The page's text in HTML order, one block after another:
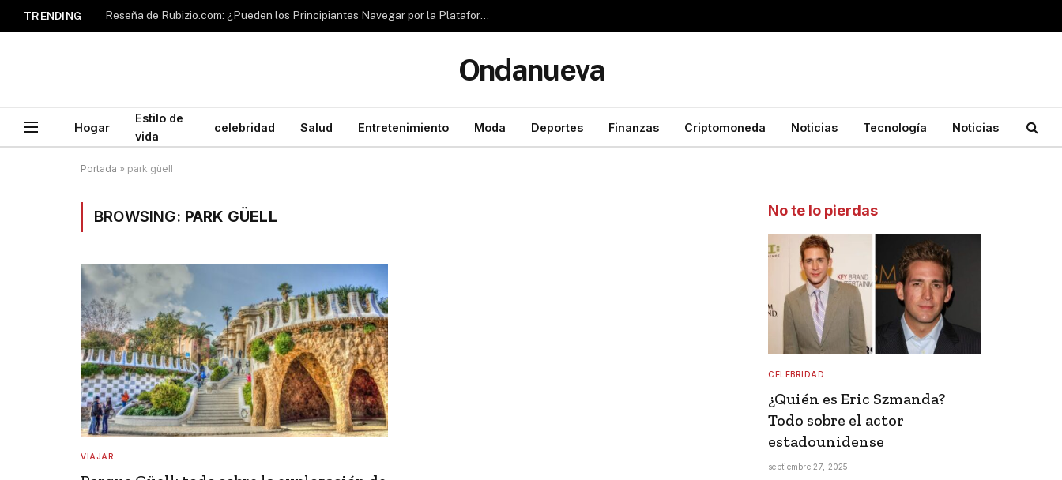
TRENDING Reseña de Rubizio.com: ¿Pueden los Principiantes Navegar por la Plataforma con Facilidad?
Ondanueva
Hogar
Estilo de
vida
celebridad Salud Entretenimiento Moda Deportes Finanzas Criptomoneda Noticias Tecnología Noticias
Portada » park güell
BROWSING: PARK GÜELL
VIAJAR
No te lo pierdas
CELEBRIDAD
¿Quién es Eric Szmanda?
Todo sobre el actor
estadounidense
septiembre 27, 2025